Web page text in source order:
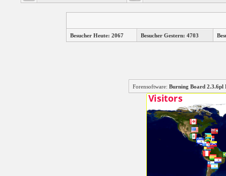
Besucher Heute: 2067 Besucher Gestern: 4703
Forensoftware: Burning Board